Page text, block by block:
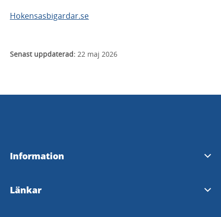
Hokensasbigardar.se
Senast uppdaterad: 22 maj 2026
Information
Visit Tidaholm
Länkar